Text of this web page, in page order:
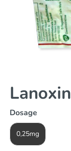
Lanoxin
Dosage
0,25mg